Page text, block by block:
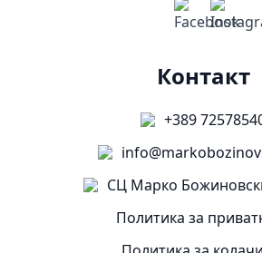
Контакт
+389
СЦ Марко
Политика за